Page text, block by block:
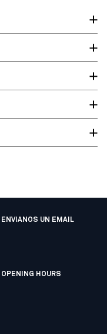
ENVIANOS UN EMAIL
OPENING HOURS